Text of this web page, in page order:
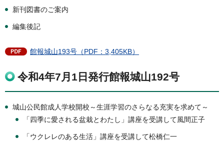
新刊図書のご案内
編集後記
館報城山193号（PDF：3,405KB）
令和4年7月1日発行館報城山192号
城山公民館成人学校開校～生涯学習のさらなる充実を求めて～
「四季に愛される盆栽とわたし」講座を受講して風間正子
「ウクレレのある生活」講座を受講して松橋仁一